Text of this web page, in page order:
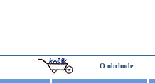
O obchode